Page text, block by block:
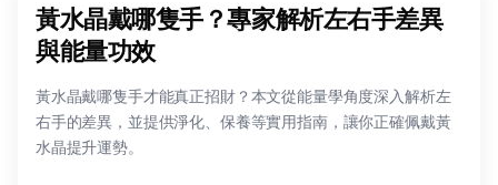
黃水晶戴哪隻手？專家解析左右手差異
與能量功效
黃水晶戴哪隻手才能真正招財？本文從能量學角度深入解析左
右手的差異，並提供淨化、保養等實用指南，讓你正確佩戴黃
水晶提升運勢。